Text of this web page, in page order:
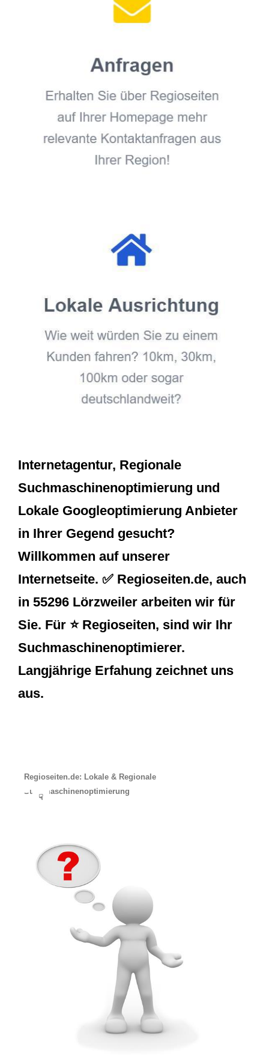
Internetagentur, Regionale
Suchmaschinenoptimierung und
Lokale Googleoptimierung Anbieter
in Ihrer Gegend gesucht?
Willkommen auf unserer
Internetseite. ✅ Regioseiten.de, auch
in 55296 Lörzweiler arbeiten wir für
Sie. Für ⭐ Regioseiten, sind wir Ihr
Suchmaschinenoptimierer.
Langjährige Erfahung zeichnet uns
aus.
Regioseiten.de: Lokale & Regionale
Suchmaschinenoptimierung
☟